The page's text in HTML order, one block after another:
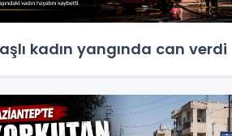
kadın yangında can verdi